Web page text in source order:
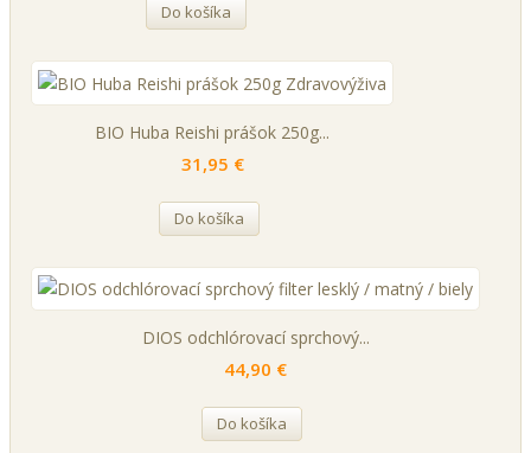
Do košíka
BIO Huba Reishi prášok 250g...
31,95 €
Do košíka
DIOS odchlórovací sprchový...
44,90 €
Do košíka